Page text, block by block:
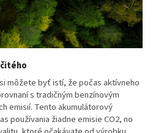
môžete byť istí, že počas aktívneho
s tradičným benzínovým
emisií. Tento akumulátorový
používania žiadne emisie CO2, no